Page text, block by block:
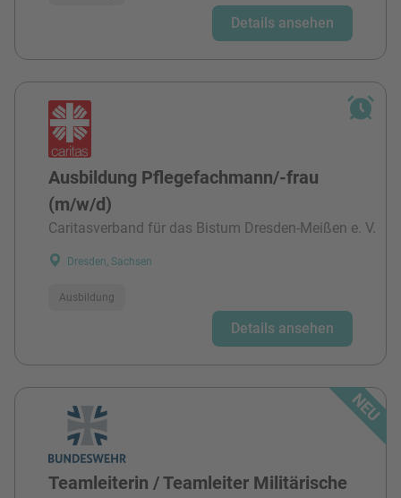
Details ansehen
Ausbildung Pflegefachmann/-frau
(m/w/d)
Caritasverband für das Bistum Dresden-Meißen e. V.
Dresden, Sachsen
Ausbildung
Details ansehen
Teamleiterin / Teamleiter Militärische